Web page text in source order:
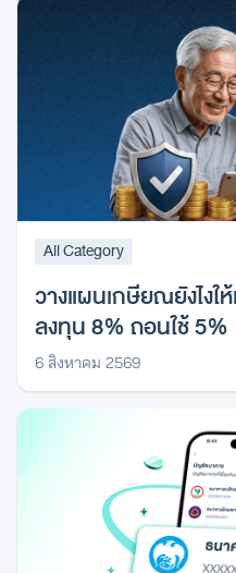
All Category
วางแผนเกษียณยังไงใ
ลงทุน 8% ถอนใช้ 5%
6 สิงหาคม 2569